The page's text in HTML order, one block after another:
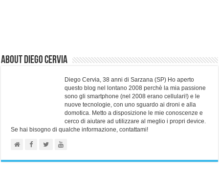
About Diego Cervia
Diego Cervia, 38 anni di Sarzana (SP) Ho aperto
questo blog nel lontano 2008 perchè la mia passione
sono gli smartphone (nel 2008 erano cellulari!) e le
nuove tecnologie, con uno sguardo ai droni e alla
domotica. Metto a disposizione le mie conoscenze e
cerco di aiutare ad utilizzare al meglio i propri device.
Se hai bisogno di qualche informazione, contattami!